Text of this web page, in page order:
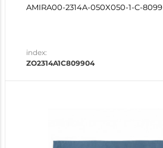
AMIRA00-2314A-050X050-1-C-8099
index:
ZO2314A1C809904